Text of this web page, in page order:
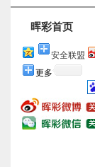
晖彩首页
安全联盟
更多